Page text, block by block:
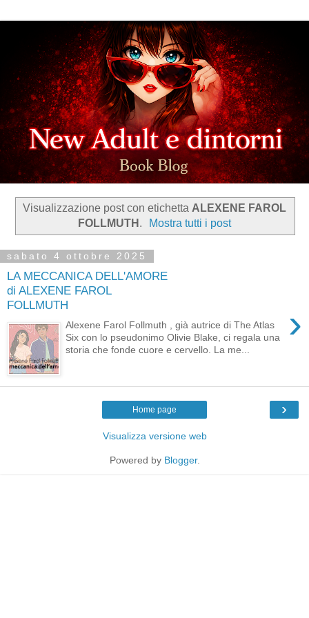
Visualizzazione post con etichetta ALEXENE FAROL
FOLLMUTH . Mostra tutti i post
sabato 4 ottobre 2025
LA MECCANICA DELL'AMORE
di ALEXENE FAROL
FOLLMUTH
›
Alexene Farol Follmuth , già autrice di The Atlas
Six con lo pseudonimo Olivie Blake, ci regala una
storia che fonde cuore e cervello. La me...
›
Home page
Visualizza versione web
Powered by Blogger.